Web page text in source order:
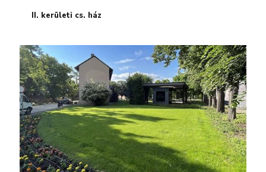
II. kerületi cs. ház